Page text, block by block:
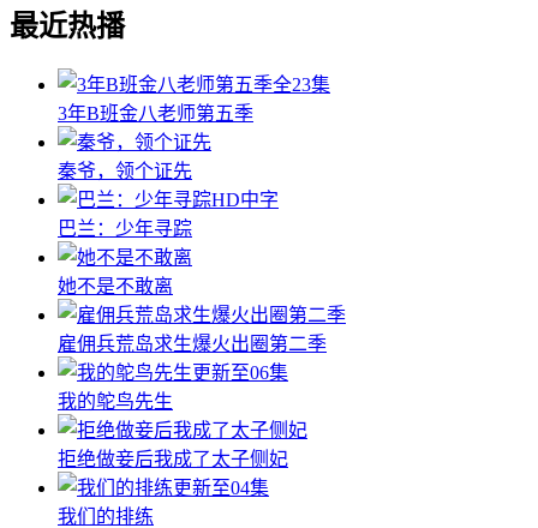
最近热播
全23集
3年B班金八老师第五季
秦爷，领个证先
HD中字
巴兰：少年寻踪
她不是不敢离
雇佣兵荒岛求生爆火出圈第二季
更新至06集
我的鸵鸟先生
拒绝做妾后我成了太子侧妃
更新至04集
我们的排练